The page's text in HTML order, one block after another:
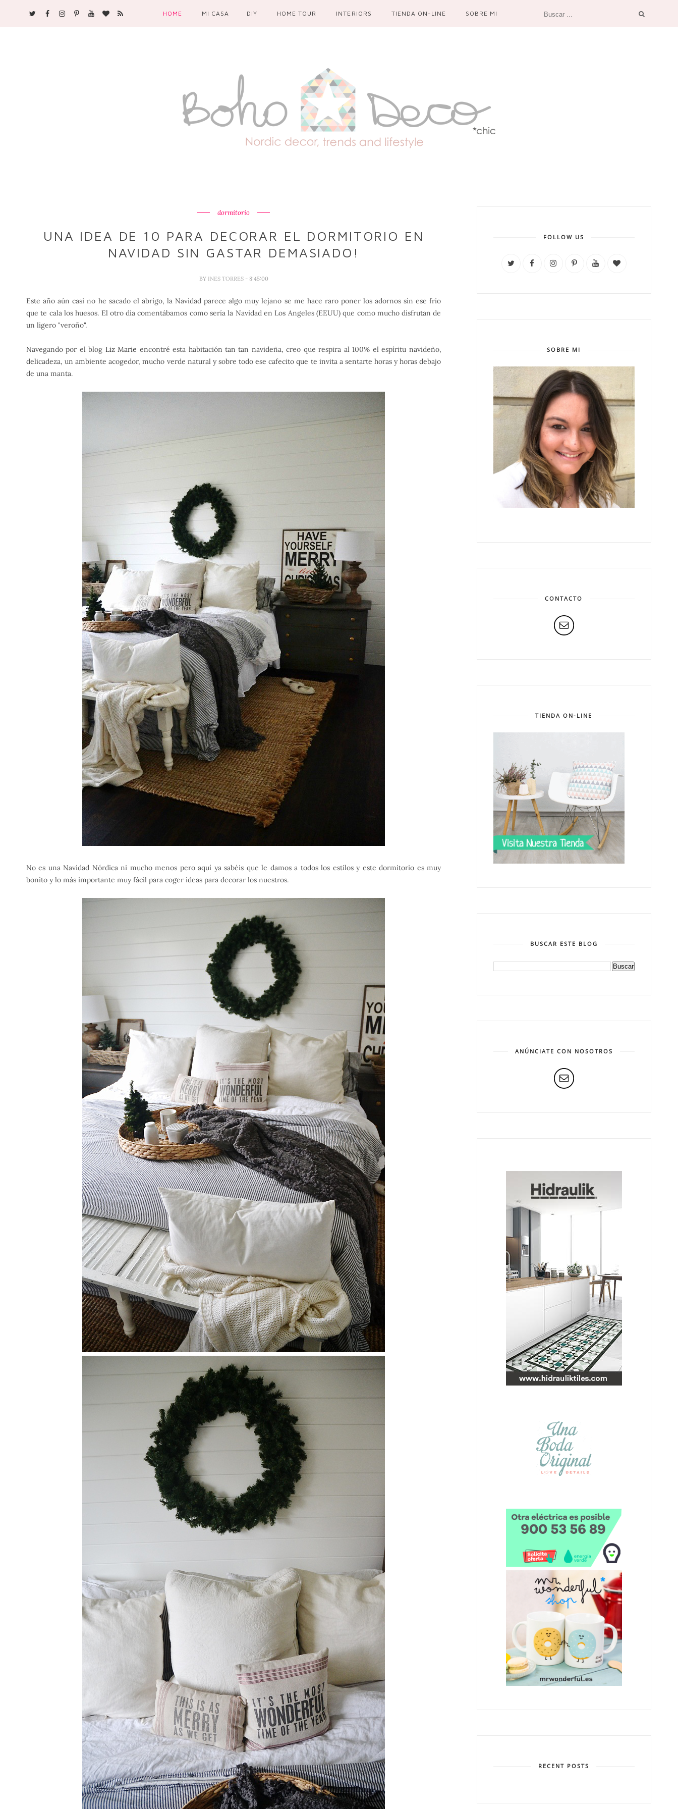
HOME MI CASA DIY HOME TOUR INTERIORS TIENDA ON-LINE SOBRE MI
dormitorio
UNA IDEA DE 10 PARA DECORAR EL DORMITORIO EN
NAVIDAD SIN GASTAR DEMASIADO!
BY INES TORRES - 8:45:00
Este año aún casi no he sacado el abrigo, la Navidad parece algo muy lejano se me hace raro poner los adornos sin ese frío
que te cala los huesos. El otro día comentábamos como sería la Navidad en Los Angeles (EEUU) que como mucho disfrutan de
un ligero "veroño".
Navegando por el blog Liz Marie encontré esta habitación tan tan navideña, creo que respira al 100% el espíritu navideño,
delicadeza, un ambiente acogedor, mucho verde natural y sobre todo ese cafecito que te invita a sentarte horas y horas debajo
de una manta.
No es una Navidad Nórdica ni mucho menos pero aquí ya sabéis que le damos a todos los estilos y este dormitorio es muy
bonito y lo más importante muy fácil para coger ideas para decorar los nuestros.
FOLLOW US
SOBRE MI
CONTACTO
TIENDA ON-LINE
BUSCAR ESTE BLOG
ANÚNCIATE CON NOSOTROS
RECENT POSTS